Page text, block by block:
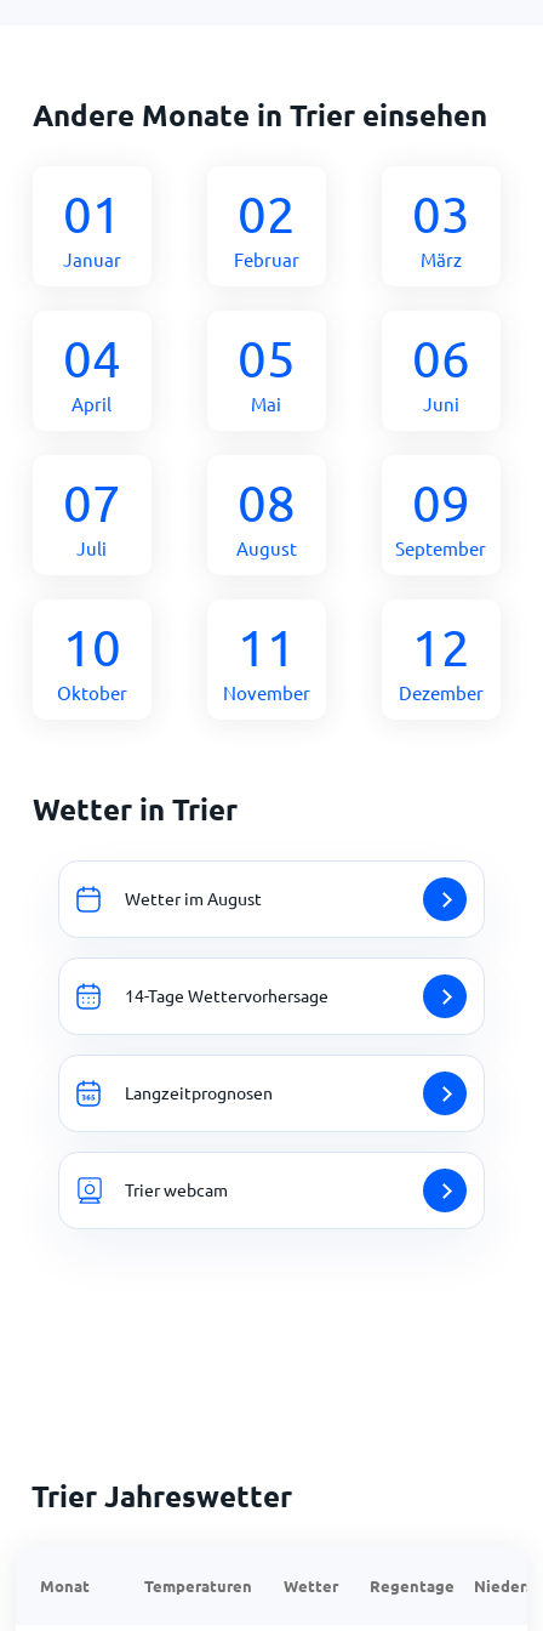
Andere Monate in Trier einsehen
01
Januar
02
Februar
03
März
04
April
05
Mai
06
Juni
07
Juli
08
August
09
September
10
Oktober
11
November
12
Dezember
Wetter in Trier
Wetter im August
14-Tage Wettervorhersage
Langzeitprognosen
Trier webcam
Trier Jahreswetter
Monat Temperaturen Wetter Regentage